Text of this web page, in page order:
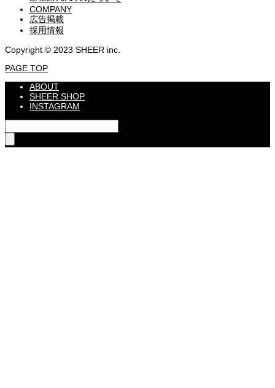
COMPANY
広告掲載
採用情報
Copyright © 2023 SHEER inc.
PAGE TOP
ABOUT
SHEER SHOP
INSTAGRAM